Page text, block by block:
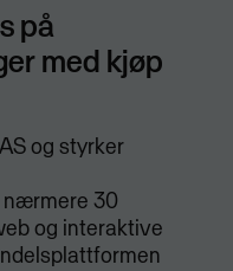
på
med kjøp
og styrker
nærmere 30
og interaktive